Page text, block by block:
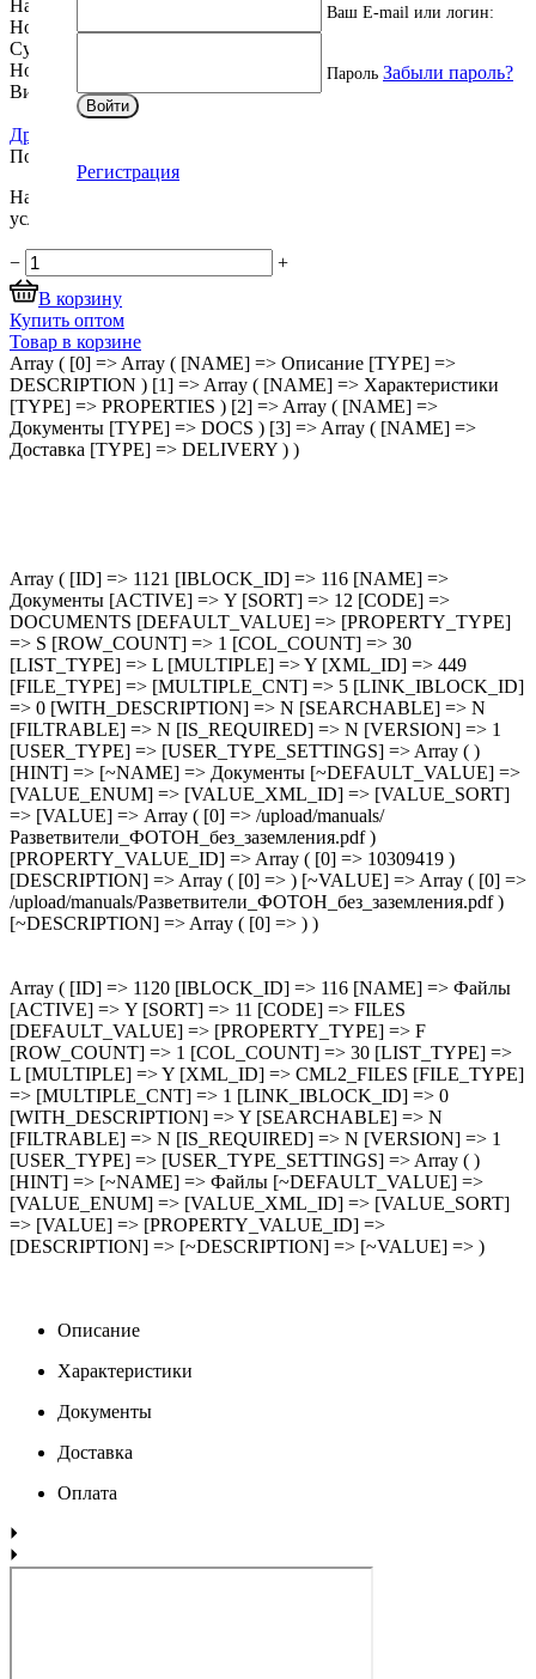
Наличие заземления:
без заземления
Номинальный ток, А:
max 6
Суммарная мощность, Вт:
Номинальное напряжение, В:
Вилки евростандарта:
разветвитель с функцией
Другие характеристики
Подробнее
Наши менеджеры обязательно свяжутся вами и уточнят
условия заказа.
−
+
В корзину
Купить оптом
Товар в корзине
Array ( [0] => Array ( [NAME] => Описание [TYPE] =>
DESCRIPTION ) [1] => Array ( [NAME] => Характеристики
[TYPE] => PROPERTIES ) [2] => Array ( [NAME] =>
Документы [TYPE] => DOCS ) [3] => Array ( [NAME] =>
Доставка [TYPE] => DELIVERY ) )
Array ( [ID] => 1121 [IBLOCK_ID] => 116 [NAME] =>
Документы [ACTIVE] => Y [SORT] => 12 [CODE] =>
DOCUMENTS [DEFAULT_VALUE] => [PROPERTY_TYPE]
=> S [ROW_COUNT] => 1 [COL_COUNT] => 30
[LIST_TYPE] => L [MULTIPLE] => Y [XML_ID] => 449
[FILE_TYPE] => [MULTIPLE_CNT] => 5 [LINK_IBLOCK_ID]
=> 0 [WITH_DESCRIPTION] => N [SEARCHABLE] => N
[FILTRABLE] => N [IS_REQUIRED] => N [VERSION] => 1
[USER_TYPE] => [USER_TYPE_SETTINGS] => Array ( )
[HINT] => [~NAME] => Документы [~DEFAULT_VALUE] =>
[VALUE_ENUM] => [VALUE_XML_ID] => [VALUE_SORT]
=> [VALUE] => Array ( [0] => /upload/manuals/
Разветвители_ФОТОН_без_заземления.pdf )
[PROPERTY_VALUE_ID] => Array ( [0] => 10309419 )
[DESCRIPTION] => Array ( [0] => ) [~VALUE] => Array ( [0] =>
/upload/manuals/Разветвители_ФОТОН_без_заземления.pdf )
[~DESCRIPTION] => Array ( [0] => ) )
Array ( [ID] => 1120 [IBLOCK_ID] => 116 [NAME] => Файлы
[ACTIVE] => Y [SORT] => 11 [CODE] => FILES
[DEFAULT_VALUE] => [PROPERTY_TYPE] => F
[ROW_COUNT] => 1 [COL_COUNT] => 30 [LIST_TYPE] =>
L [MULTIPLE] => Y [XML_ID] => CML2_FILES [FILE_TYPE]
=> [MULTIPLE_CNT] => 1 [LINK_IBLOCK_ID] => 0
[WITH_DESCRIPTION] => Y [SEARCHABLE] => N
[FILTRABLE] => N [IS_REQUIRED] => N [VERSION] => 1
[USER_TYPE] => [USER_TYPE_SETTINGS] => Array ( )
[HINT] => [~NAME] => Файлы [~DEFAULT_VALUE] =>
[VALUE_ENUM] => [VALUE_XML_ID] => [VALUE_SORT]
=> [VALUE] => [PROPERTY_VALUE_ID] =>
[DESCRIPTION] => [~DESCRIPTION] => [~VALUE] => )
Описание
Характеристики
Документы
Доставка
Оплата
Ваш E-mail или логин:
Пароль Забыли пароль?
Войти
Регистрация